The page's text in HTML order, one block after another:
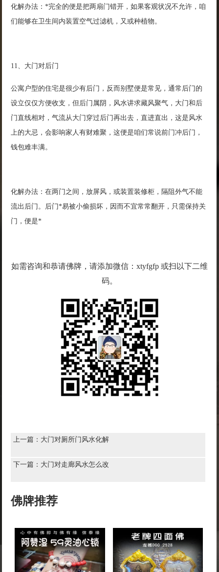
化解办法：*完全的便是把两扇门错开，如果客观状况不允许，咱
们能够在卫生间内装置空气过滤机，又或种植物。
11、大门对后门
公寓户型的住宅是很少有后门，反而别墅便是常见，通常后门的
设立仅仅方便收支，但后门属阴，风水讲求藏风聚气，大门和后
门直线相对，气流从大门穿过后门再出去，直进直出，这是风水
上的大忌，会影响家人有财难聚，这便是咱们常说前门冲后门，
钱包难丰满。
化解办法：在两门之间，放屏风，或装置装修柜，隔阻外气不能
流出后门。后门*易被小偷损坏，因而不宜常常翻开，只需保持关
门，便是*
如需咨询和恭请佛牌，请添加微信：xtyfgfp 或扫以下二维
码。
上一篇： 大门对厕所门风水化解
下一篇： 大门对走廊风水怎么改
佛牌推荐